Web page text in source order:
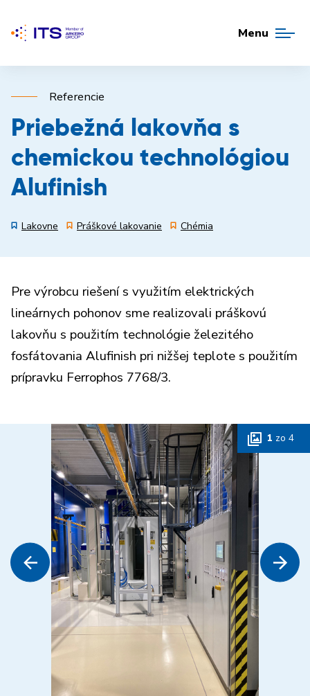
Menu
Referencie
Priebežná lakovňa s
chemickou technológiou
Alufinish
Lakovne Práškové lakovanie Chémia
Pre výrobcu riešení s využitím elektrických
lineárnych pohonov sme realizovali práškovú
lakovňu s použitím technológie železitého
fosfátovania Alufinish pri nižšej teplote s použitím
prípravku Ferrophos 7768/3.
1 zo 4